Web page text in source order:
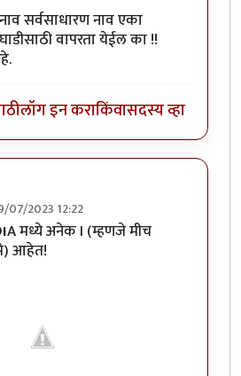
सर्वसाधारण नाव एका
वापरता येईल का !!
लॉग इन कराकिंवासदस्य व्हा
07/2023 12:22
IA मध्ये अनेक I (म्हणजे मीच
आहेत!